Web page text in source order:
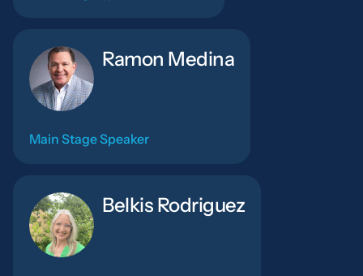
Ramon Medina
Main Stage Speaker
Belkis Rodriguez